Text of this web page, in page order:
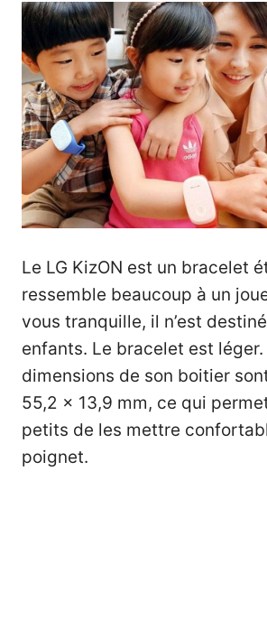
Le LG KizON est un bracelet
ressemble beaucoup à un
vous tranquille, il n’est
enfants. Le bracelet est léger.
dimensions de son boitier
55,2 x 13,9 mm, ce qui
petits de les mettre
poignet.